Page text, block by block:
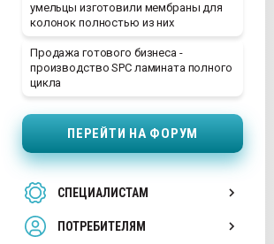
умельцы изготовили мембраны для
колонок полностью из них
Продажа готового бизнеса -
производство SPC ламината полного
цикла
ПЕРЕЙТИ НА ФОРУМ
СПЕЦИАЛИСТАМ
ПОТРЕБИТЕЛЯМ